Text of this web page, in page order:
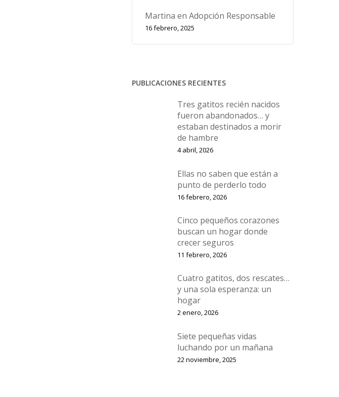
Martina en Adopción Responsable
16 febrero, 2025
PUBLICACIONES RECIENTES
Tres gatitos recién nacidos
fueron abandonados… y
estaban destinados a morir
de hambre
4 abril, 2026
Ellas no saben que están a
punto de perderlo todo
16 febrero, 2026
Cinco pequeños corazones
buscan un hogar donde
crecer seguros
11 febrero, 2026
Cuatro gatitos, dos rescates…
y una sola esperanza: un
hogar
2 enero, 2026
Siete pequeñas vidas
luchando por un mañana
22 noviembre, 2025